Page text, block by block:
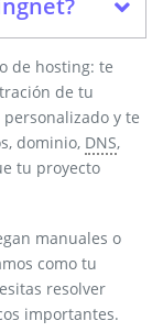
de hosting: te
de tu
y te
dominio, DNS,
tu proyecto
manuales o
como tu
resolver
importantes.